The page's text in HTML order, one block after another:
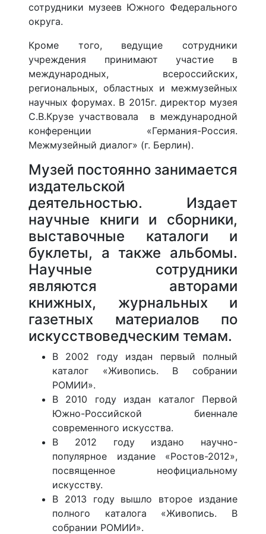
сотрудники музеев Южного Федерального
округа.
Кроме того, ведущие сотрудники
учреждения принимают участие в
международных, всероссийских,
региональных, областных и межмузейных
научных форумах. В 2015г. директор музея
С.В.Крузе участвовала в международной
конференции «Германия-Россия.
Межмузейный диалог» (г. Берлин).
Музей постоянно занимается
издательской
деятельностью. Издает
научные книги и сборники,
выставочные каталоги и
буклеты, а также альбомы.
Научные сотрудники
являются авторами
книжных, журнальных и
газетных материалов по
искусствоведческим темам.
В 2002 году издан первый полный
каталог «Живопись. В собрании
РОМИИ».
В 2010 году издан каталог Первой
Южно-Российской биеннале
современного искусства.
В 2012 году издано научно-
популярное издание «Ростов-2012»,
посвященное неофициальному
искусству.
В 2013 году вышло второе издание
полного каталога «Живопись. В
собрании РОМИИ».